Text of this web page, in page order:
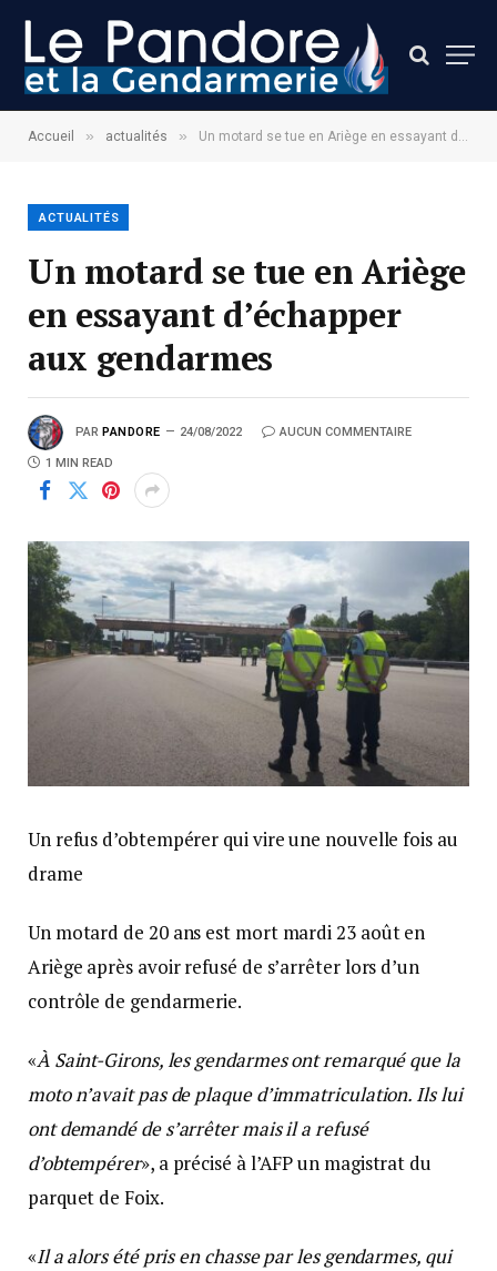
Accueil » actualités » Un motard se tue en Ariège en essayant d’échapper aux gendarmes
ACTUALITÉS
Un motard se tue en Ariège
en essayant d’échapper
aux gendarmes
PAR PANDORE 24/08/2022 AUCUN COMMENTAIRE
1 MIN READ
Un refus d’obtempérer qui vire une nouvelle fois au
drame
Un motard de 20 ans est mort mardi 23 août en
Ariège après avoir refusé de s’arrêter lors d’un
contrôle de gendarmerie.
«À Saint-Girons, les gendarmes ont remarqué que la
moto n’avait pas de plaque d’immatriculation. Ils lui
ont demandé de s’arrêter mais il a refusé
d’obtempérer», a précisé à l’AFP un magistrat du
parquet de Foix.
«Il a alors été pris en chasse par les gendarmes, qui